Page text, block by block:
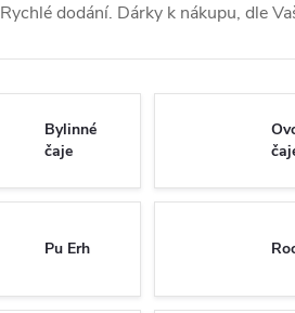
Rychlé dodání. Dárky k nákupu, dle
Bylinné
čaje
Pu Erh